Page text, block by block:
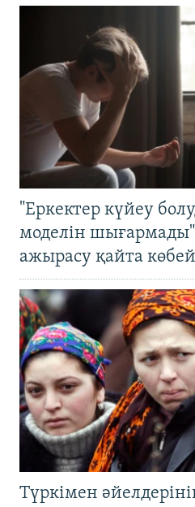
"Еркектер күйеу
моделін
ажырасу қайта
Түркімен